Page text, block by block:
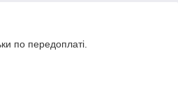
по передоплаті.